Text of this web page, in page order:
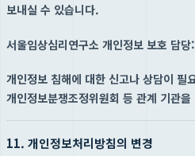
보내실 수 있습니다.
서울임상심리연구소 개인정보 보호
개인정보 침해에 대한 신고나 상담이 필
개인정보분쟁조정위원회 등 관계 기관
11. 개인정보처리방침의 변경